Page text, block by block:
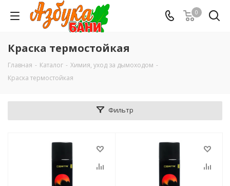
0
Краска термостойкая
Главная - Каталог - Химия, уход за дымоходом -
Краска термостойкая
Фильтр